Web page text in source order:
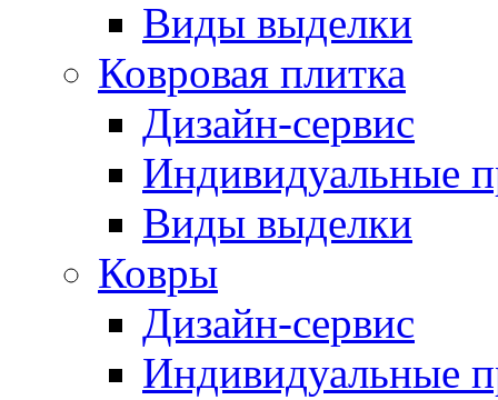
Виды выделки
Ковровая плитка
Дизайн-сервис
Индивидуальные
Виды выделки
Ковры
Дизайн-сервис
Индивидуальные